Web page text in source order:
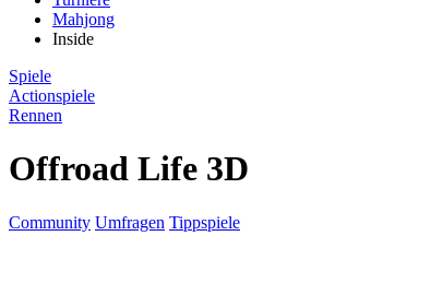
Mahjong
Inside
Spiele
Actionspiele
Rennen
Offroad Life 3D
Community Umfragen Tippspiele